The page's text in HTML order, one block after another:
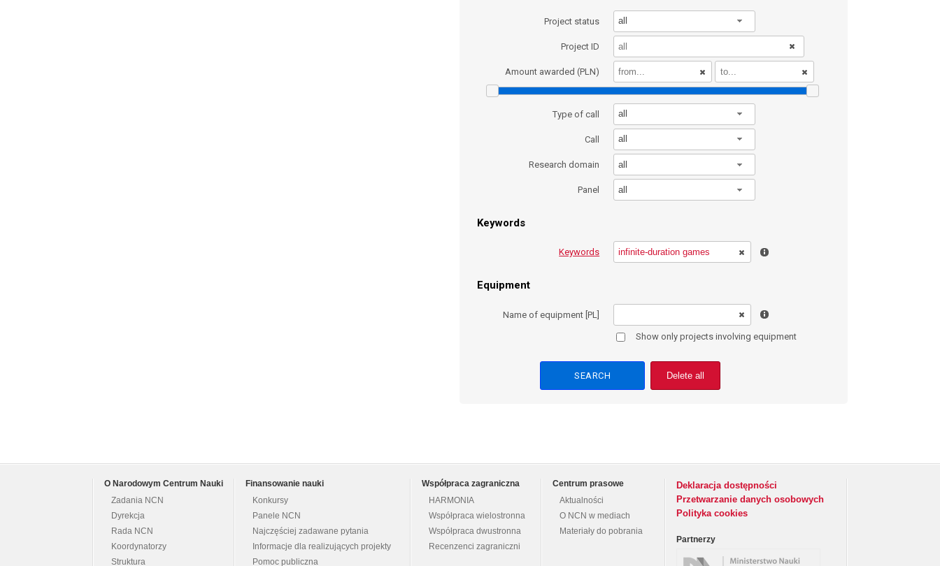
Project status all
Project ID
Amount awarded (PLN)
Type of call all
Call all
Research domain all
Panel all
Keywords
Keywords
Equipment
Name of equipment [PL]
Show only projects involving equipment
Delete all
O Narodowym Centrum Nauki
Zadania NCN
Dyrekcja
Rada NCN
Koordynatorzy
Struktura
Finansowanie nauki
Konkursy
Panele NCN
Najczęściej zadawane pytania
Informacje dla realizujących projekty
Pomoc publiczna
Współpraca zagraniczna
HARMONIA
Współpraca wielostronna
Współpraca dwustronna
Recenzenci zagraniczni
Centrum prasowe
Aktualności
O NCN w mediach
Materiały do pobrania
Deklaracja dostępności
Przetwarzanie danych osobowych
Polityka cookies
Partnerzy